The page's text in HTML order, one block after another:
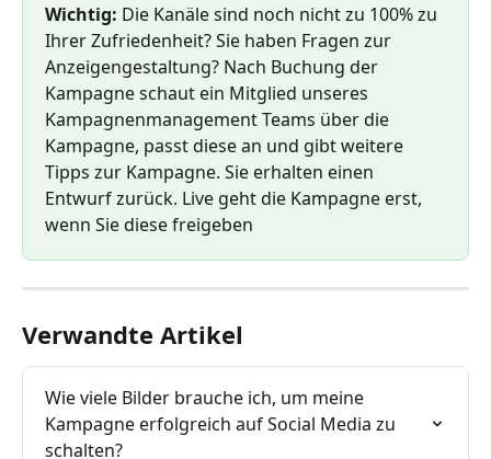
Wichtig: Die Kanäle sind noch nicht zu 100% zu
Ihrer Zufriedenheit? Sie haben Fragen zur
Anzeigengestaltung? Nach Buchung der
Kampagne schaut ein Mitglied unseres
Kampagnenmanagement Teams über die
Kampagne, passt diese an und gibt weitere
Tipps zur Kampagne. Sie erhalten einen
Entwurf zurück. Live geht die Kampagne erst,
wenn Sie diese freigeben
Verwandte Artikel
Wie viele Bilder brauche ich, um meine
Kampagne erfolgreich auf Social Media zu
schalten?